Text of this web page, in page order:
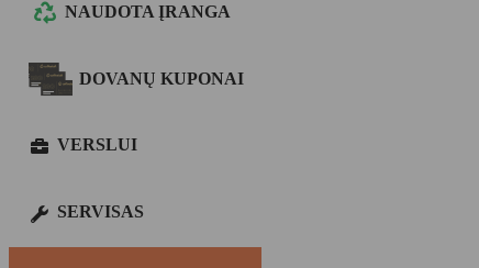
NAUDOTA ĮRANGA
DOVANŲ KUPONAI
VERSLUI
SERVISAS